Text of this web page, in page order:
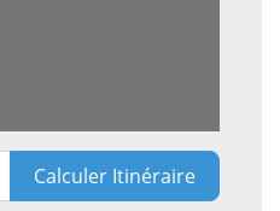
Calculer Itinéraire